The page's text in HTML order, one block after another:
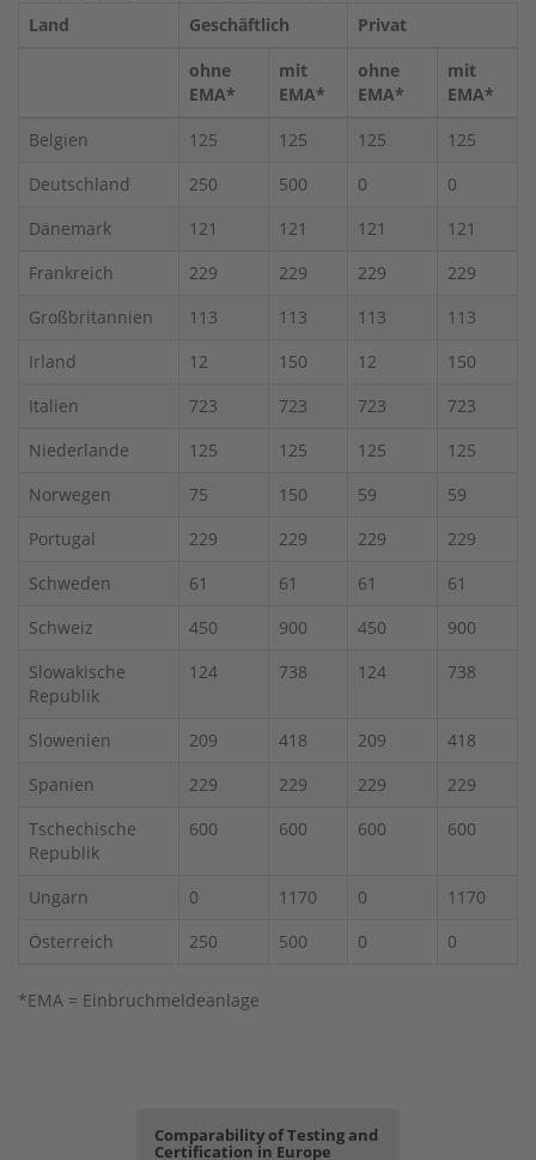
Land Geschäftlich
Privat
ohne
EMA*
mit
EMA*
ohne
EMA*
mit
EMA*
Belgien
125 125 125
125
Deutschland
250 500 0
0
Dänemark
121 121 121
121
Frankreich
229 229 229
229
Großbritannien
113 113 113
113
Irland
12 150 12
150
Italien
723 723 723
723
Niederlande
125 125 125
125
Norwegen
75 150 59
59
Portugal
229 229 229
229
Schweden
61 61 61
61
Schweiz
450 900 450
900
Slowakische
Republik
124 738 124 738
Slowenien 209 418 209
418
Spanien
229 229 229
229
Tschechische
Republik
600 600 600 600
Ungarn 0 1170 0
1170
Österreich
250 500 0 0
*EMA = Einbruchmeldeanlage
Comparability of Testing and
Certification in Europe